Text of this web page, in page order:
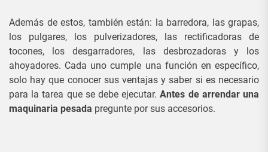
Además de estos, también están: la barredora, las grapas,
los pulgares, los pulverizadores, las rectificadoras de
tocones, los desgarradores, las desbrozadoras y los
ahoyadores. Cada uno cumple una función en específico,
solo hay que conocer sus ventajas y saber si es necesario
para la tarea que se debe ejecutar.Antes de arrendar una
maquinaria pesada pregunte por sus accesorios.